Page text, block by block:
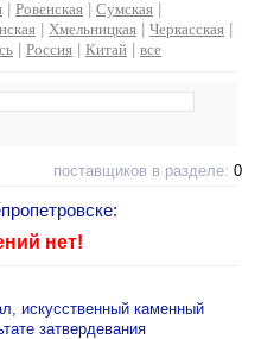
Ровенская Сумская
Хмельницкая Черкасская
Россия Китай все
поставщиков в разделе: 0
нет!
искусственный каменный
затвердевания